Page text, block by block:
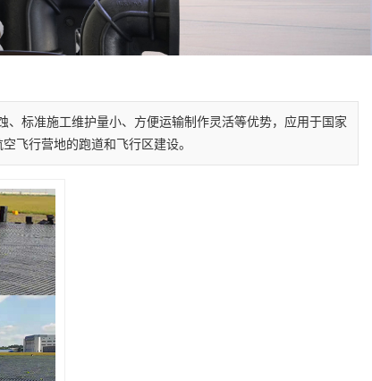
标准施工维护量小、方便运输制作灵活等优势，应用于国家
飞行营地的跑道和飞行区建设。